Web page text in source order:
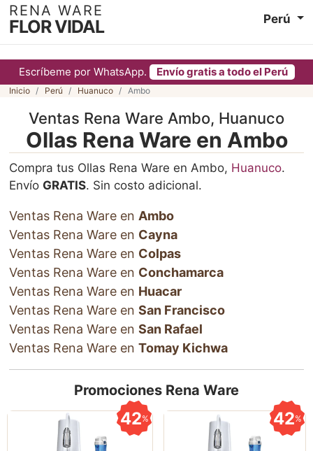
Escríbeme por WhatsApp. Envío gratis a todo el Perú
RENA WARE
FLOR VIDAL Perú
Inicio Perú Huanuco Ambo
Ventas Rena Ware Ambo, Huanuco
Ollas Rena Ware en Ambo
Compra tus Ollas Rena Ware en Ambo, Huanuco.
Envío GRATIS. Sin costo adicional.
Ventas Rena Ware en Ambo
Ventas Rena Ware en Cayna
Ventas Rena Ware en Colpas
Ventas Rena Ware en Conchamarca
Ventas Rena Ware en Huacar
Ventas Rena Ware en San Francisco
Ventas Rena Ware en San Rafael
Ventas Rena Ware en Tomay Kichwa
Promociones Rena Ware
42% 42%